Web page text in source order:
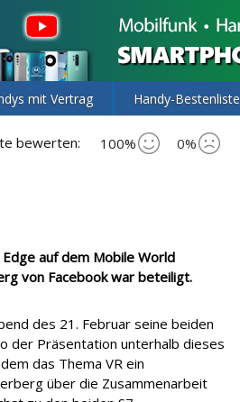
mit Vertrag Handy-Bestenliste
bewerten: 100% 0%
auf dem Mobile World
von Facebook war beteiligt.
des 21. Februar seine beiden
der Präsentation unterhalb dieses
das Thema VR ein
über die Zusammenarbeit